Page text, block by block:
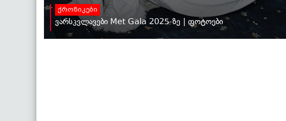
ქრონიკები
ვარსკვლავები Met Gala 2025-ზე | ფოტოები